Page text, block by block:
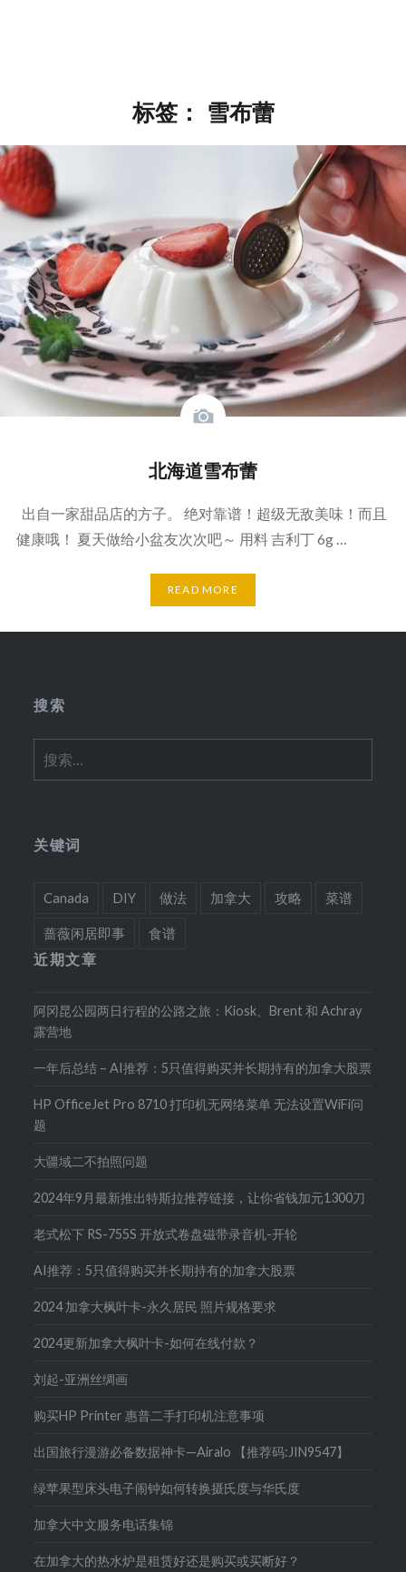
标签： 雪布蕾
北海道雪布蕾
出自一家甜品店的方子。 绝对靠谱！超级无敌美味！而且
健康哦！ 夏天做给小盆友次次吧～ 用料 吉利丁 6g …
READ MORE
搜索
索：
关键词
Canada DIY 做法 加拿大 攻略 菜谱
蔷薇闲居即事 食谱
近期文章
阿冈昆公园两日行程的公路之旅：Kiosk、Brent 和 Achray
露营地
一年后总结 – AI推荐：5只值得购买并长期持有的加拿大股票
HP OfficeJet Pro 8710 打印机无网络菜单 无法设置WiFi问
题
大疆域二不拍照问题
2024年9月最新推出特斯拉推荐链接，让你省钱加元1300刀
老式松下 RS-755S 开放式卷盘磁带录音机-开轮
AI推荐：5只值得购买并长期持有的加拿大股票
2024 加拿大枫叶卡-永久居民 照片规格要求
2024更新加拿大枫叶卡-如何在线付款？
刘起-亚洲丝绸画
购买HP Printer 惠普二手打印机注意事项
出国旅行漫游必备数据神卡—Airalo 【推荐码:JIN9547】
绿苹果型床头电子闹钟如何转换摄氏度与华氏度
加拿大中文服务电话集锦
在加拿大的热水炉是租赁好还是购买或买断好？